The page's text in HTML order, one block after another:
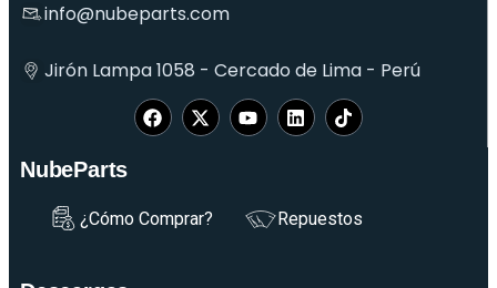
info@nubeparts.com
Jirón Lampa 1058 - Cercado de Lima - Perú
NubeParts
¿Cómo Comprar? Repuestos